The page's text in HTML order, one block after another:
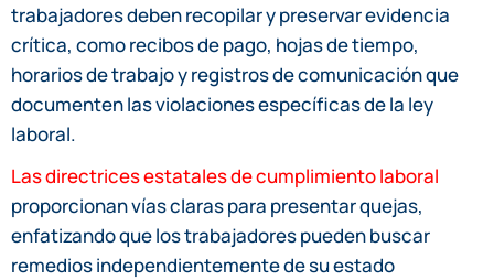
trabajadores deben recopilar y preservar evidencia
crítica, como recibos de pago, hojas de tiempo,
horarios de trabajo y registros de comunicación que
documenten las violaciones específicas de la ley
laboral.
Las directrices estatales de cumplimiento laboral
proporcionan vías claras para presentar quejas,
enfatizando que los trabajadores pueden buscar
remedios independientemente de su estado